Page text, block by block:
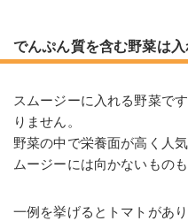
でんぷん質を含む野菜は
スムージーに入れる野菜で
りません。
野菜の中で栄養面が高く人
ムージーには向かないものも
一例を挙げるとトマトがあり